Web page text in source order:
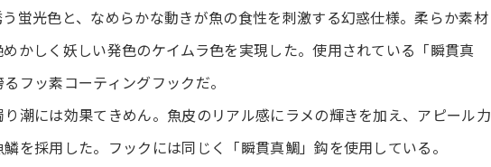
う蛍光色と、なめらかな動きが魚の食性を刺激する幻惑仕様。柔らか素材
かしく妖しい発色のケイムラ色を実現した。使用されている「瞬貫真
フッ素コーティングフックだ。
り潮には効果てきめん。魚皮のリアル感にラメの輝きを加え、アピール力
を採用した。フックには同じく「瞬貫真鯛」鈎を使用している。